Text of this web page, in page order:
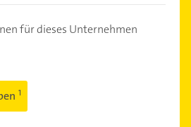
für dieses Unternehmen